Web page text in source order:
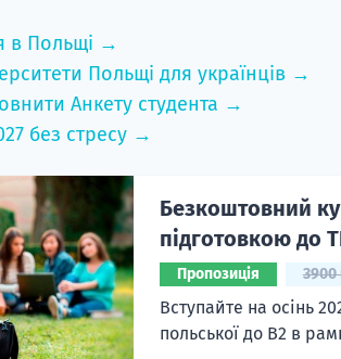
в Польщі →
Польщі для українців →
Анкету студента →
без стресу →
Безкоштовний
підготовкою до
Пропозиція 3900
Вступайте на осінь
польської до B2 в